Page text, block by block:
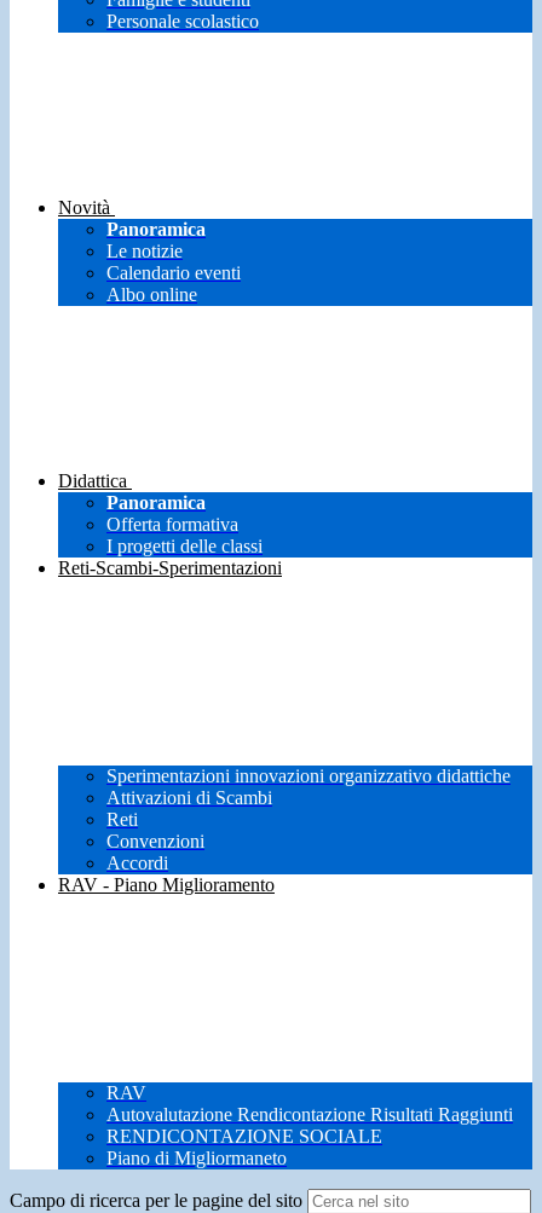
Personale scolastico
Novità
Panoramica
Le notizie
Calendario eventi
Albo online
Didattica
Panoramica
Offerta formativa
I progetti delle classi
Reti-Scambi-Sperimentazioni
Sperimentazioni innovazioni organizzativo didattiche
Attivazioni di Scambi
Reti
Convenzioni
Accordi
RAV - Piano Miglioramento
RAV
Autovalutazione Rendicontazione Risultati Raggiunti
RENDICONTAZIONE SOCIALE
Piano di Migliormaneto
Campo di ricerca per le pagine del sito